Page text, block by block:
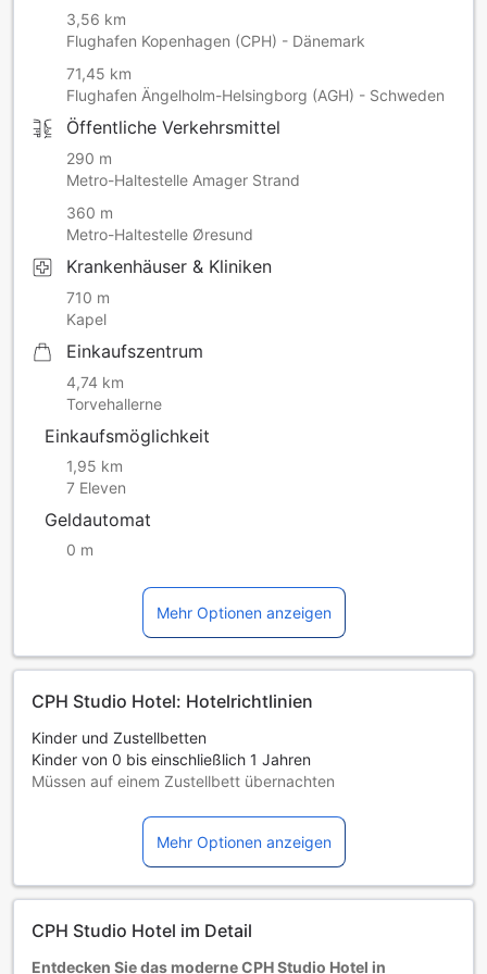
3,56 km
Flughafen Kopenhagen (CPH) - Dänemark
71,45 km
Flughafen Ängelholm-Helsingborg (AGH) - Schweden
Öffentliche Verkehrsmittel
290 m
Metro-Haltestelle Amager Strand
360 m
Metro-Haltestelle Øresund
Krankenhäuser & Kliniken
710 m
Kapel
Einkaufszentrum
4,74 km
Torvehallerne
Einkaufsmöglichkeit
1,95 km
7 Eleven
Geldautomat
0 m
Mehr Optionen anzeigen
CPH Studio Hotel: Hotelrichtlinien
Kinder und Zustellbetten
Kinder von 0 bis einschließlich 1 Jahren
Müssen auf einem Zustellbett übernachten
Zimmerkategorie ab. Weitere Informationen entnehmen Sie
bitte der jeweiligen Zimmerbelegung.
Bei Buchung von mehr als 5 Zimmern könnten andere
Buchungsbestimmungen gelten und zusätzliche Gebühren
Mehr Optionen anzeigen
CPH Studio Hotel im Detail
Entdecken Sie das moderne CPH Studio Hotel in